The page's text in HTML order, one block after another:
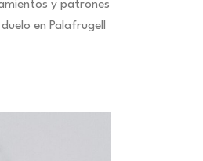
y patrones
en Palafrugell